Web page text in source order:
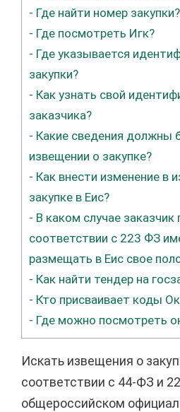
- Где найти номер закупки?
- Где посмотреть Игк?
- Где указывается
закупки?
- Как узнать свой
заказчика?
- Какие сведения должны
извещении о закупке?
- Как внести изменение в
закупке в Еис?
- В каком случае заказчик
соответствии с 223 ФЗ
размещать в Еис свое
- Как найти тендер на
- Кто присваивает коды
- Где можно посмотреть
Искать извещения о
соответствии с 44-ФЗ и
общероссийском